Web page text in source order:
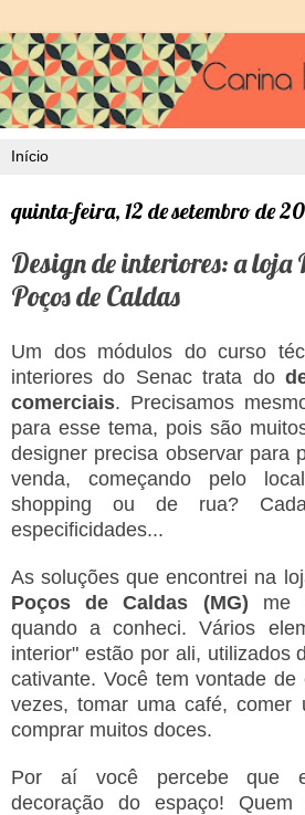
quinta-feira, 12 de setembro de
Design de interiores: a loja
Poços de Caldas
Um dos módulos do curso
interiores do Senac trata do
comerciais. Precisamos
para esse tema, pois são
designer precisa observar para
venda, começando pelo
shopping ou de rua?
especificidades...
As soluções que encontrei na
Poços de Caldas (MG) me
quando a conheci. Vários
interior" estão por ali, utilizados
cativante. Você tem vontade
vezes, tomar uma café,
comprar muitos doces.
Por aí você percebe que
decoração do espaço!